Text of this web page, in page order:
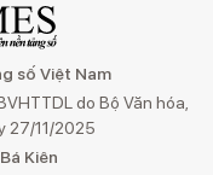
số Việt Nam
do Bộ Văn hóa,
27/11/2025
Kiên